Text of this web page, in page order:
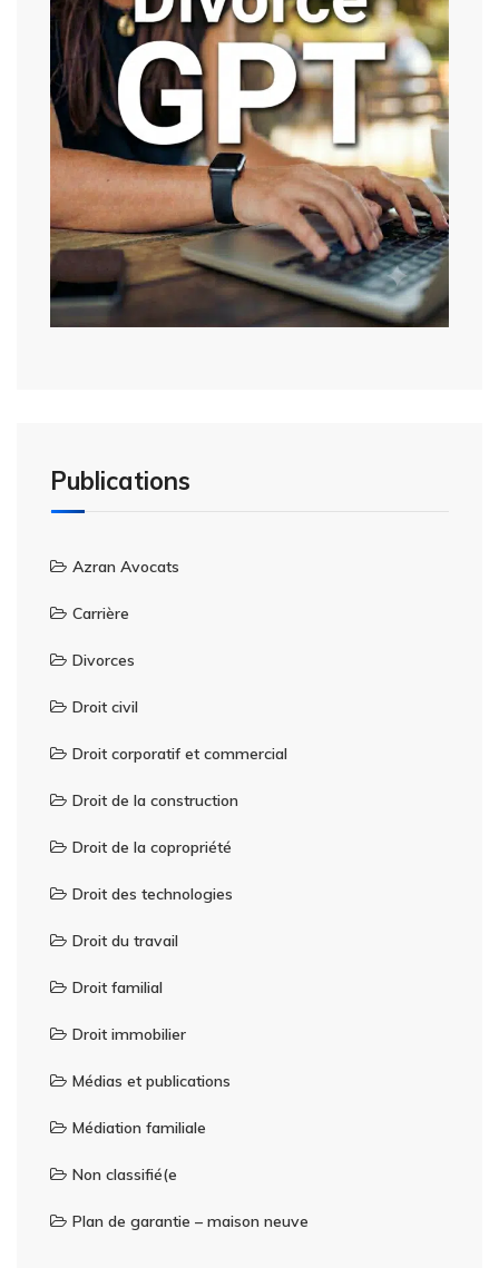
Publications
Azran Avocats
Carrière
Divorces
Droit civil
Droit corporatif et commercial
Droit de la construction
Droit de la copropriété
Droit des technologies
Droit du travail
Droit familial
Droit immobilier
Médias et publications
Médiation familiale
Non classifié(e
Plan de garantie – maison neuve